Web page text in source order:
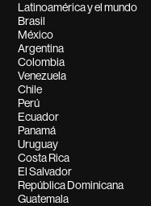
Latinoamérica y el mundo
Brasil
México
Argentina
Colombia
Venezuela
Chile
Perú
Ecuador
Panamá
Uruguay
Costa Rica
El Salvador
República Dominicana
Guatemala